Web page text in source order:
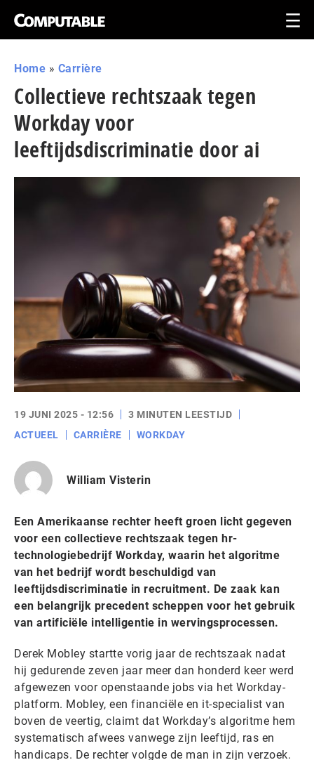
Home » Carrière
Collectieve rechtszaak tegen
Workday voor
leeftijdsdiscriminatie door ai
19 JUNI 2025 - 12:56
3 MINUTEN LEESTIJD
ACTUEEL
CARRIÈRE WORKDAY
William Visterin
Een Amerikaanse rechter heeft groen licht gegeven
voor een collectieve rechtszaak tegen hr-
technologiebedrijf Workday, waarin het algoritme
van het bedrijf wordt beschuldigd van
leeftijdsdiscriminatie in recruitment. De zaak kan
een belangrijk precedent scheppen voor het gebruik
van artificiële intelligentie in wervingsprocessen.
Derek Mobley startte vorig jaar de rechtszaak nadat
hij gedurende zeven jaar meer dan honderd keer werd
afgewezen voor openstaande jobs via het Workday-
platform. Mobley, een financiële en it-specialist van
boven de veertig, claimt dat Workday’s algoritme hem
systematisch afwees vanwege zijn leeftijd, ras en
handicaps. De rechter volgde de man in zijn verzoek.